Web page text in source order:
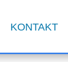
KONTAKT